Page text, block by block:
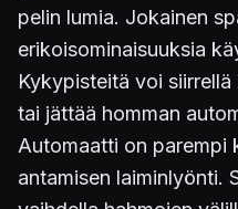
pelin lumia. Jokainen
erikoisominaisuuksia
Kykypisteitä voi
tai jättää homman
Automaatti on parempi
antamisen laiminlyönti.